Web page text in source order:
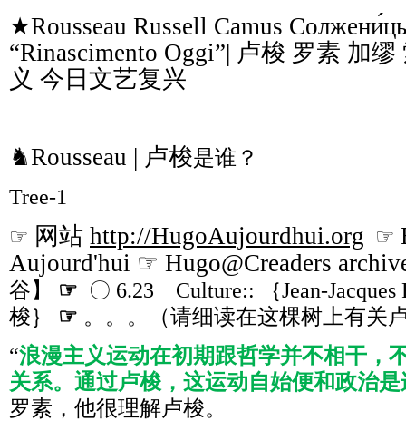
★Rousseau Russell Camus
“Rinascimento Oggi”| 卢梭 罗素 加
义 今日文艺复兴
♞Rousseau | 卢梭是谁？
Tree-1
☞ 网站 http://HugoAujourdhui.org ☞
Aujourd'hui ☞ Hugo@Creaders
谷】 ☞ 〇 6.23 Culture:: ｛Jean-Jacques
梭｝
☞ 。。。（请细读在这棵树上有关
“浪漫主义运动在初期跟哲学并不相干，
关系。通过卢梭，这运动自始便和政治
罗素，他很理解卢梭。